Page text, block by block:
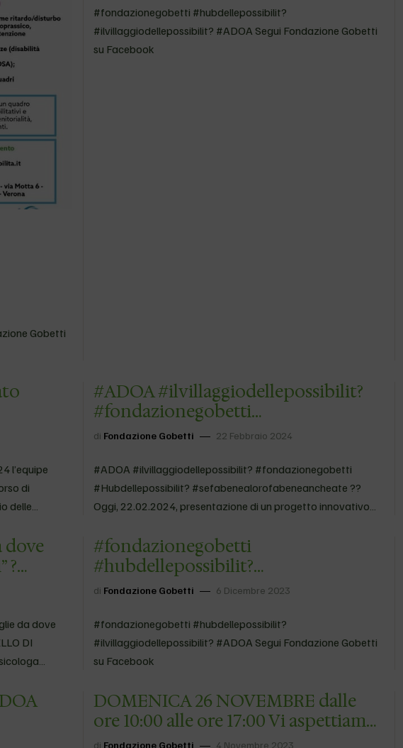
Gobetti
#fondazionegobetti #hubdellepossibilit?
#ilvillaggiodellepossibilit? #ADOA Segui Fondazione Gobetti
su Facebook
l’equipe
di
delle
#ADOA #ilvillaggiodellepossibilit?
#fondazionegobetti
#Hubdellepossibilit?
Oggi, 22.02.2024, presentazione di u…
di Fondazione Gobetti 22 Febbraio 2024
#ADOA #ilvillaggiodellepossibilit? #fondazionegobetti
#Hubdellepossibilit? #sefabenealorofabeneancheate ??
Oggi, 22.02.2024, presentazione di un progetto innovativo
presenza del direttore generale Pietro Girardi – DG Ulss 9
Scaligera, del rappresentante della conferenza dei sindaci,
lo
da dove
DI
#fondazionegobetti
#hubdellepossibilit?
di Fondazione Gobetti 6 Dicembre 2023
#fondazionegobetti #hubdellepossibilit?
#ilvillaggiodellepossibilit? #ADOA Segui Fondazione Gobetti
su Facebook
DOMENICA 26 NOVEMBRE dalle
ore 10:00 alle ore 17:00 Vi aspettiamo
numerosi nel salone Polifunzionale
di Fondazione Gobetti 4 Novembre 2023